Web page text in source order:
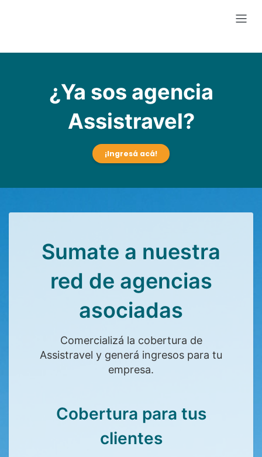
¿Ya sos agencia
Assistravel?
¡Ingresá acá!
Sumate a nuestra
red de agencias
asociadas
Comercializá la cobertura de
Assistravel y generá ingresos para tu
empresa.
Cobertura para tus
clientes